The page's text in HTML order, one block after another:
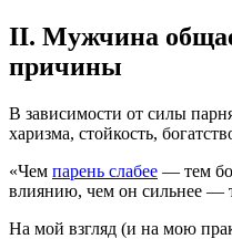
II. Мужчина
причины
В зависимости от силы
харизма, стойкость,
«Чем парень слабее — тем
влиянию, чем он сильнее —
На мой взгляд (и на мою